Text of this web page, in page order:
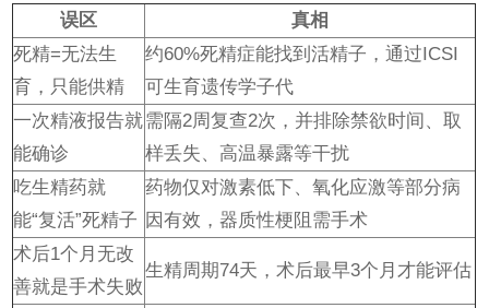
误区
真相
死精=无法生
育，只能供精
约60%死精症能找到活精子，通过ICSI
可生育遗传学子代
一次精液报告就
能确诊
需隔2周复查2次，并排除禁欲时间、取
样丢失、高温暴露等干扰
吃生精药就
能“复活”死精子
药物仅对激素低下、氧化应激等部分病
因有效，器质性梗阻需手术
术后1个月无改
善就是手术失败
生精周期74天，术后最早3个月才能评估